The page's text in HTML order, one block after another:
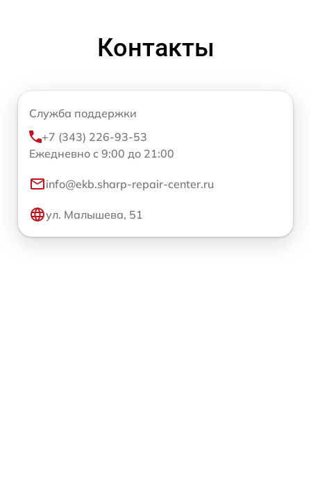
Контакты
Служба поддержки
+7 (343) 226-93-53
Ежедневно с 9:00 до 21:00
info@ekb.sharp-repair-center.ru
ул. Малышева, 51